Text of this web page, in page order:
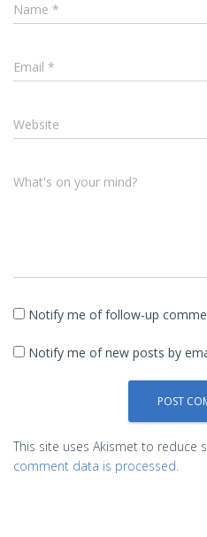
Name *
Email *
Website
What's on your mind?
Notify me of follow-up
Notify me of new posts by
This site uses Akismet to reduce
comment data is processed.